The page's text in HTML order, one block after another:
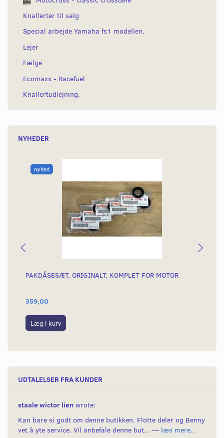
Knallerter til salg
Special arbejde Yamaha fs1 modellen.
Lejer
Fælge
Ecomaxx - Racefuel
Knallertudlejning.
NYHEDER
Nyhed
PAKDÅSESÆT, ORIGINALT, KOMPLET FOR MOTOR
359,00
Læg i kurv
UDTALELSER FRA KUNDER
staale wictor lien wrote:
Kan bare si godt om denne butikken. Flotte deler og Benny
vet å yte service. Vil anbefale denne but... — læs mere...